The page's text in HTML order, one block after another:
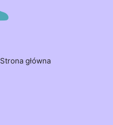
Strona główna